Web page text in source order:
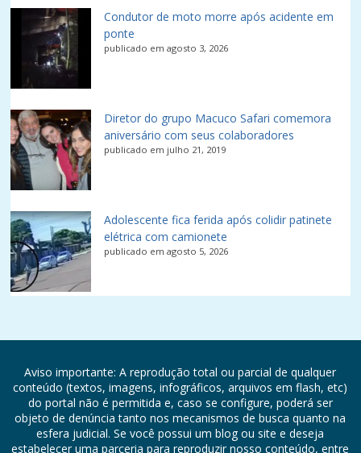
Condutor de moto morre após acidente em
ponte
publicado em agosto 3, 2026
Diretor do grupo Macuco Safari comemora
aniversário com seus colaboradores
publicado em julho 21, 2019
Adolescente fica ferida após colidir patinete
elétrica com camionete
publicado em agosto 5, 2026
Aviso importante: A reprodução total ou parcial de qualquer
conteúdo (textos, imagens, infográficos, arquivos em flash, etc)
do portal não é permitida e, caso se configure, poderá ser
objeto de denúncia tanto nos mecanismos de busca quanto na
esfera judicial. Se você possui um blog ou site e deseja
estabelecer uma parceria para reproduzir nosso conteúdo, entre